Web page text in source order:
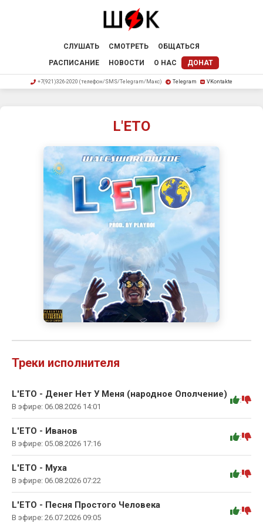
СЛУШАТЬ СМОТРЕТЬ
ОБЩАТЬСЯ
РАСПИСАНИЕ
НОВОСТИ О НАС ДОНАТ
+7(921)326-2020 (телефон/SMS/Telegram/Макс) Telegram VKontakte
L'ETO
Треки исполнителя
L'ETO - Денег Нет У Меня (народное Ополчение)
В эфире: 06.08.2026 14:01
:
L'ETO - Иванов
В эфире: 05.08.2026 17:16
:
L'ETO - Муха
В эфире: 06.08.2026 07:22
:
L'ETO - Песня Простого Человека
В эфире: 26.07.2026 09:05
: